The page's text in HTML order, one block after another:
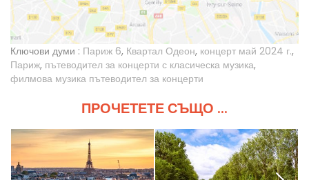
Ключови думи : Париж 6, Квартал Одеон, концерт май 2024 г.,
Париж, пътеводител за концерти с класическа музика,
филмова музика пътеводител за концерти
ПРОЧЕТЕТЕ СЪЩО ...